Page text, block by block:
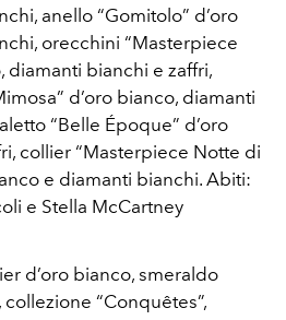
anello “Gomitolo” d’oro
orecchini “Masterpiece
diamanti bianchi e zaffri,
d’oro bianco, diamanti
“Belle Époque” d’oro
collier “Masterpiece Notte di
e diamanti bianchi. Abiti:
e Stella McCartney
d’oro bianco, smeraldo
“Conquêtes”,